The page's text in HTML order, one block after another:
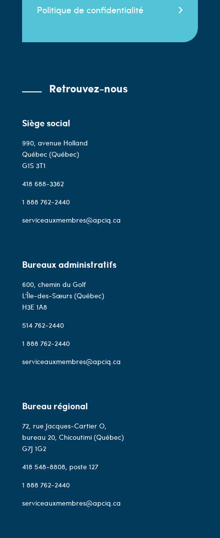
Politique de confidentialité
Retrouvez-nous
Siège social
990, avenue Holland
Québec (Québec)
G1S 3T1
418 688-3362
1 888 762-2440
serviceauxmembres@apciq.ca
Bureaux administratifs
600, chemin du Golf
L’Île-des-Sœurs (Québec)
H3E 1A8
514 762-2440
1 888 762-2440
serviceauxmembres@apciq.ca
Bureau régional
72, rue Jacques-Cartier O,
bureau 20, Chicoutimi (Québec)
G7J 1G2
418 548-8808, poste 127
1 888 762-2440
serviceauxmembres@apciq.ca